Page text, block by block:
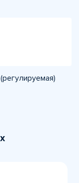
(регулируемая)